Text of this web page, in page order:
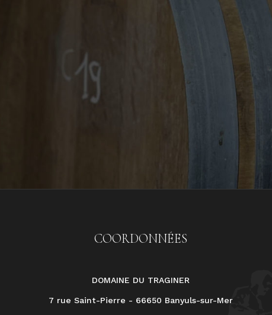
COORDONNÉES
DOMAINE DU TRAGINER
7 rue Saint-Pierre - 66650 Banyuls-sur-Mer